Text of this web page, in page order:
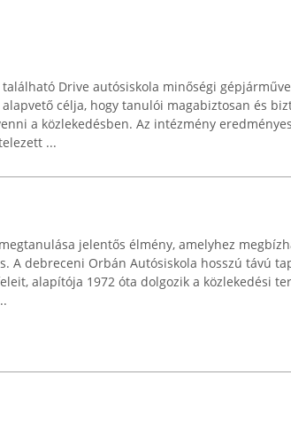
Drive autósiskola minőségi
célja, hogy tanulói magabiztosan és
a közlekedésben. Az intézmény
...
jelentős élmény, amelyhez
A debreceni Orbán Autósiskola hosszú távú
alapítója 1972 óta dolgozik a közlekedési